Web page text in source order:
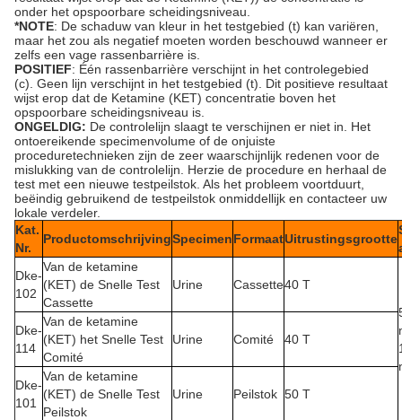
onder het opspoorbare scheidingsniveau.
*NOTE: De schaduw van kleur in het testgebied (t) kan variëren,
maar het zou als negatief moeten worden beschouwd wanneer er
zelfs een vage rassenbarrière is.
POSITIEF: Één rassenbarrière verschijnt in het controlegebied
(c). Geen lijn verschijnt in het testgebied (t). Dit positieve resultaat
wijst erop dat de Ketamine (KET) concentratie boven het
opspoorbare scheidingsniveau is.
ONGELDIG: De controlelijn slaagt te verschijnen er niet in. Het
ontoereikende specimenvolume of de onjuiste
proceduretechnieken zijn de zeer waarschijnlijk redenen voor de
mislukking van de controlelijn. Herzie de procedure en herhaal de
test met een nieuwe testpeilstok. Als het probleem voortduurt,
beëindig gebruikend de testpeilstok onmiddellijk en contacteer uw
lokale verdeler.
Kat.
Nr.
ProductomschrijvingSpecimenFormaatUitrustingsgrootte
Dke-
102
Van de ketamine
(KET) de Snelle Test
Cassette
Urine Cassette40 T
Dke-
114
Van de ketamine
(KET) het Snelle Test
Comité
Urine Comité 40 T
Dke-
101
Van de ketamine
(KET) de Snelle Test
Peilstok
Urine Peilstok 50 T